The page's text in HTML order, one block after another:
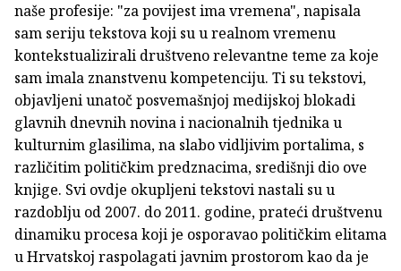
naše profesije: "za povijest ima vremena", napisala
sam seriju tekstova koji su u realnom vremenu
kontekstualizirali društveno relevantne teme za koje
sam imala znanstvenu kompetenciju. Ti su tekstovi,
objavljeni unatoč posvemašnjoj medijskoj blokadi
glavnih dnevnih novina i nacionalnih tjednika u
kulturnim glasilima, na slabo vidljivim portalima, s
različitim političkim predznacima, središnji dio ove
knjige. Svi ovdje okupljeni tekstovi nastali su u
razdoblju od 2007. do 2011. godine, prateći društvenu
dinamiku procesa koji je osporavao političkim elitama
u Hrvatskoj raspolagati javnim prostorom kao da je